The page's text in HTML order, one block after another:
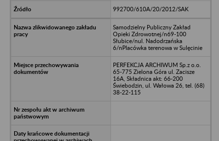
992700/610A/20/2012/SAK
Samodzielny Publiczny Zakład
Opieki Zdrowotnej/n69-100
Słubice/nul. Nadodrzańska
6/nPlacówka terenowa w Sulęcinie
PERFEKCJA ARCHIWUM Sp.z o.o.
65-775 Zielona Góra ul. Zacisze
16A, Składnica akt: 66-200
Świebodzin, ul. Wałowa 26, tel. (68)
38-22-115